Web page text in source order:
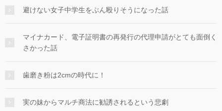
避けない女子中学生をぶん殴りそうになった話
マイナカード、電子証明書の再発行の代理申請がとても面倒く
さかった話
歯磨き粉は2cmの時代に！
実の妹からマルチ商法に勧誘されるという悲劇